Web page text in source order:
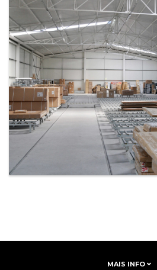
MAIS INFO